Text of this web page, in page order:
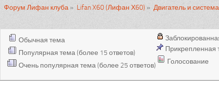
Форум Лифан клуба » Lifan X60 (Лифан Х60) » Двигатель и
Обычная тема
Популярная тема (более 15 ответов)
Очень популярная тема (более 25 ответов)
Прикрепленная
Голосование